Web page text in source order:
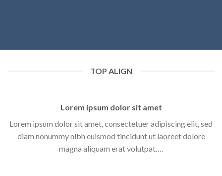
TOP ALIGN
Lorem ipsum dolor sit amet
Lorem ipsum dolor sit amet, consectetuer adipiscing elit, sed
diam nonummy nibh euismod tincidunt ut laoreet dolore
magna aliquam erat volutpat….